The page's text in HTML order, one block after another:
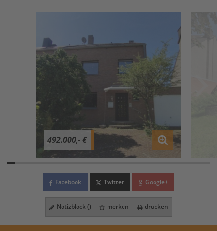
492.000,- €
Facebook Twitter Google+
Notizblock () merken drucken